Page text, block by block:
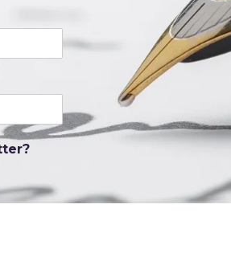
parte da nova
Descubra